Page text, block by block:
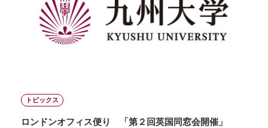
トピックス
ロンドンオフィス便り 「第２回英国同窓会開催」